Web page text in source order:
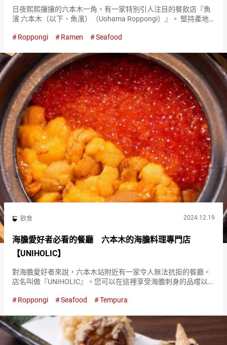
日夜熙熙攘攘的六本木一角，有一家特別引人注目的餐飲店『魚
濱 六本木（以下、魚濱）（Uohama Roppongi）』。 堅持產地
（Uohama）』的賣點之一。「無論何時來訪，總有各式各樣的
Roppongi Ramen Seafood
飲食 2024.12.19
海膽愛好者必看的餐廳 六本木的海膽料理專門店
【UNIHOLIC】
對海膽愛好者來說，六本木站附近有一家令人無法抗拒的餐廳。
店名叫做『UNIHOLIC』。您可以在這裡享受海膽刺身的品嚐以及
『海膽與魚卵的豪華土鍋飯（Luxury UNI and sal…
Roppongi Seafood Tempura